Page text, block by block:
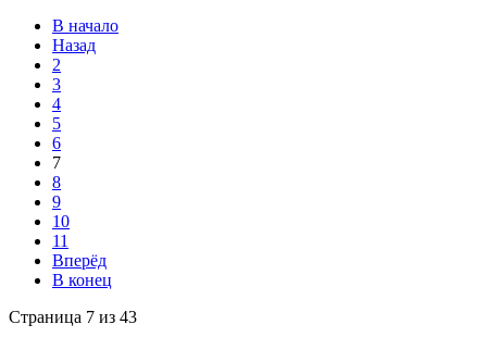
В начало
Назад
2
3
4
5
6
7
8
9
10
11
Вперёд
В конец
Страница 7 из 43